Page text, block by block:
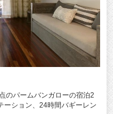
のパームバンガローの宿泊2
ーション、24時間バギーレン